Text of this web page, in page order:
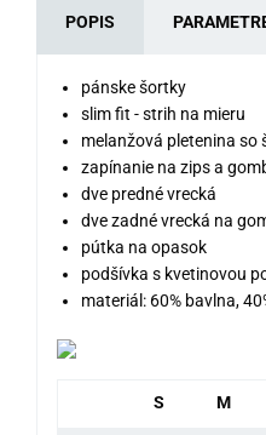
POPIS
pánske šortky
slim fit - strih na mieru
melanžová pletenina
zapínanie na zips a
dve predné vrecká
dve zadné vrecká na
pútka na opasok
podšívka s kvetinovou
materiál: 60% bavlna,
S M